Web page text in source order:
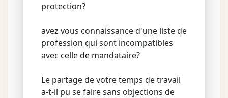
protection?
avez vous connaissance d'une liste de
profession qui sont incompatibles
avec celle de mandataire?
Le partage de votre temps de travail
a-t-il pu se faire sans objections de